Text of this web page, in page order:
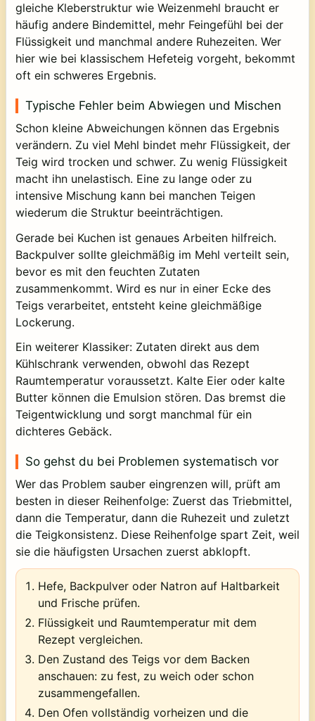
gleiche Kleberstruktur wie Weizenmehl braucht er
häufig andere Bindemittel, mehr Feingefühl bei der
Flüssigkeit und manchmal andere Ruhezeiten. Wer
hier wie bei klassischem Hefeteig vorgeht, bekommt
oft ein schweres Ergebnis.
Typische Fehler beim Abwiegen und Mischen
Schon kleine Abweichungen können das Ergebnis
verändern. Zu viel Mehl bindet mehr Flüssigkeit, der
Teig wird trocken und schwer. Zu wenig Flüssigkeit
macht ihn unelastisch. Eine zu lange oder zu
intensive Mischung kann bei manchen Teigen
wiederum die Struktur beeinträchtigen.
Gerade bei Kuchen ist genaues Arbeiten hilfreich.
Backpulver sollte gleichmäßig im Mehl verteilt sein,
bevor es mit den feuchten Zutaten
zusammenkommt. Wird es nur in einer Ecke des
Teigs verarbeitet, entsteht keine gleichmäßige
Lockerung.
Ein weiterer Klassiker: Zutaten direkt aus dem
Kühlschrank verwenden, obwohl das Rezept
Raumtemperatur voraussetzt. Kalte Eier oder kalte
Butter können die Emulsion stören. Das bremst die
Teigentwicklung und sorgt manchmal für ein
dichteres Gebäck.
So gehst du bei Problemen systematisch vor
Wer das Problem sauber eingrenzen will, prüft am
besten in dieser Reihenfolge: Zuerst das Triebmittel,
dann die Temperatur, dann die Ruhezeit und zuletzt
die Teigkonsistenz. Diese Reihenfolge spart Zeit, weil
sie die häufigsten Ursachen zuerst abklopft.
Hefe, Backpulver oder Natron auf Haltbarkeit
und Frische prüfen.
Flüssigkeit und Raumtemperatur mit dem
Rezept vergleichen.
Den Zustand des Teigs vor dem Backen
anschauen: zu fest, zu weich oder schon
zusammengefallen.
Den Ofen vollständig vorheizen und die